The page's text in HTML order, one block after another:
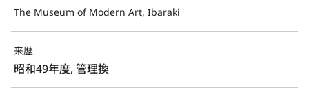
The Museum of Modern Art, Ibaraki
来歴
昭和49年度, 管理換